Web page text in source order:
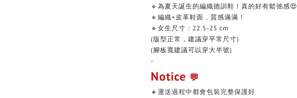
🔹為夏天誕生的編織德訓鞋！真的好有鬆弛感😍
🔹編織+皮革鞋面，質感滿滿！
🔹女生尺寸：22.5-25 cm
(版型正常，建議穿平常尺寸)
(腳板寬建議可以穿大半號)
-
Notice 💬
🔸運送過程中都會包裝完整保護好